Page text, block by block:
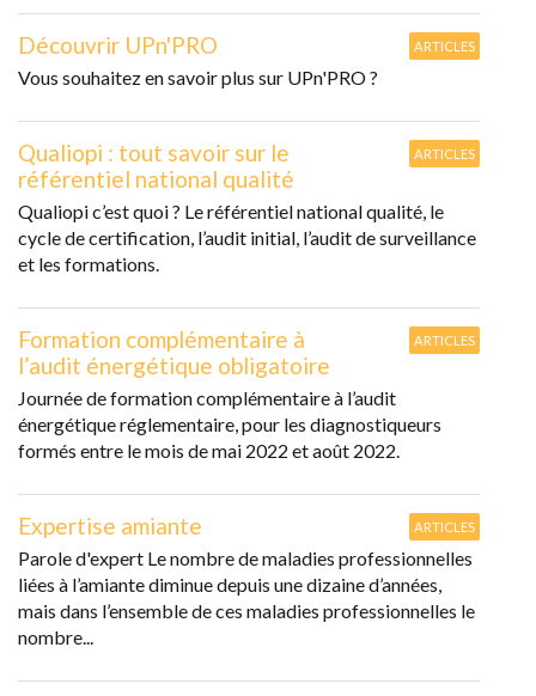
ARTICLES
Découvrir UPn'PRO
Vous souhaitez en savoir plus sur UPn'PRO ?
ARTICLES
Qualiopi : tout savoir sur le
référentiel national qualité
Qualiopi c’est quoi ? Le référentiel national qualité, le
cycle de certification, l’audit initial, l’audit de surveillance
et les formations.
ARTICLES
Formation complémentaire à
l’audit énergétique obligatoire
Journée de formation complémentaire à l’audit
énergétique réglementaire, pour les diagnostiqueurs
formés entre le mois de mai 2022 et août 2022.
ARTICLES
Expertise amiante
Parole d'expert Le nombre de maladies professionnelles
liées à l’amiante diminue depuis une dizaine d’années,
mais dans l’ensemble de ces maladies professionnelles le
nombre...